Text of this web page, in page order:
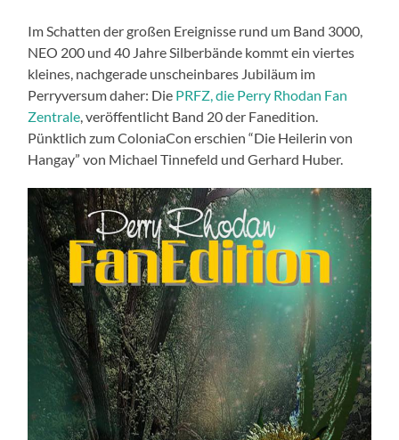
Im Schatten der großen Ereignisse rund um Band 3000,
NEO 200 und 40 Jahre Silberbände kommt ein viertes
kleines, nachgerade unscheinbares Jubiläum im
Perryversum daher: Die PRFZ, die Perry Rhodan Fan
Zentrale, veröffentlicht Band 20 der Fanedition.
Pünktlich zum ColoniaCon erschien “Die Heilerin von
Hangay” von Michael Tinnefeld und Gerhard Huber.